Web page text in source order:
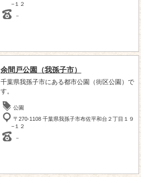
−１２
－
余間戸公園（我孫子市）
千葉県我孫子市にある都市公園（街区公園）で
す。
公園
〒270-1108 千葉県我孫子市布佐平和台２丁目１９
−１２
－